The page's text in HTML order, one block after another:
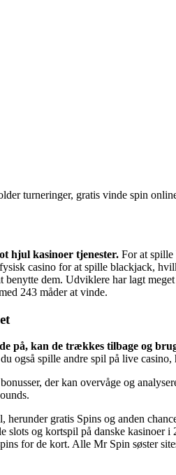
turneringer, gratis vinde spin
hjul kasinoer tjenester. For at
casino for at spille blackjack,
dem. Udviklere har lagt
243 måder at vinde.
på, kan de trækkes tilbage og
også spille andre spil på live
der kan overvåge og
herunder gratis Spins og anden
og kortspil på danske kasinoer
for de kort. Alle Mr Spin søster